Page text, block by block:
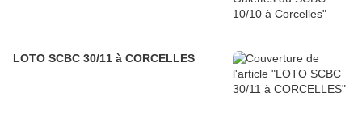
LOTO SCBC 30/11 à CORCELLES